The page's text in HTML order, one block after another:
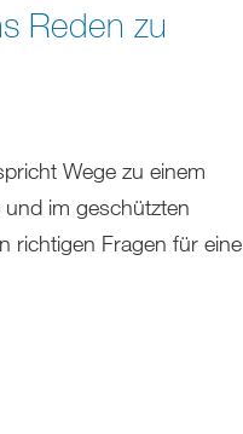
Reden zu
Wege zu einem
im geschützten
richtigen Fragen für eine